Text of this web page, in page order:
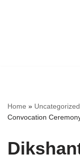
Home » Uncategorized
Convocation Ceremony